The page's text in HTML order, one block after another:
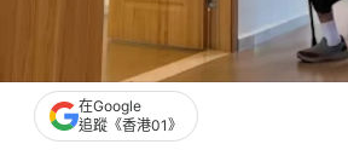
在Google
追蹤《香港01》